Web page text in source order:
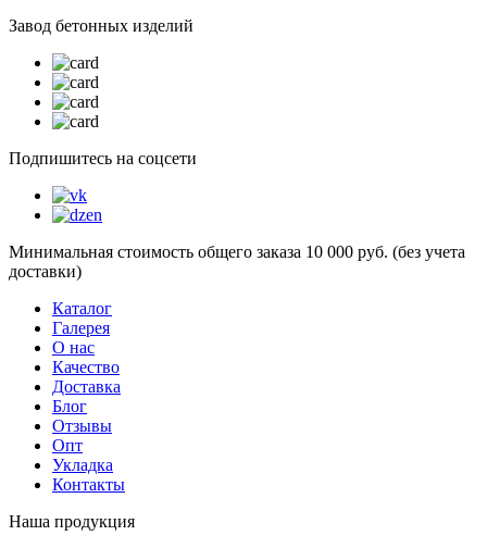
Завод бетонных изделий
Подпишитесь на соцсети
Минимальная стоимость общего заказа 10 000 руб. (без учета
доставки)
Каталог
Галерея
О нас
Качество
Доставка
Блог
Отзывы
Опт
Укладка
Контакты
Наша продукция